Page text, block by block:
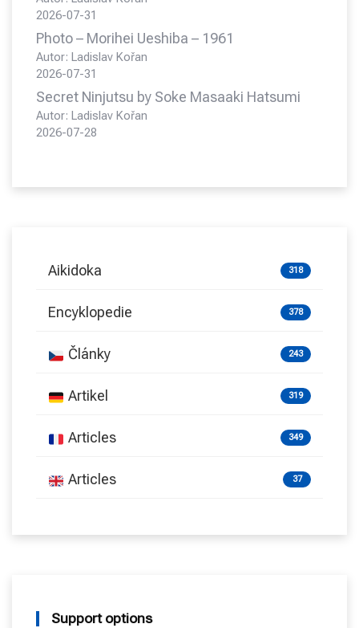
2026-07-31
Photo – Morihei Ueshiba – 1961
Autor: Ladislav Kořan
2026-07-31
Secret Ninjutsu by Soke Masaaki Hatsumi
Autor: Ladislav Kořan
2026-07-28
Aikidoka 318
Encyklopedie 378
Články 243
Artikel 319
Articles 349
Articles 37
Support options